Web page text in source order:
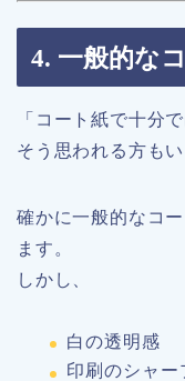
4. 一般的な
「コート紙で十分で
そう思われる方も
確かに一般的なコ
ます。
しかし、
白の透明感
印刷のシャー